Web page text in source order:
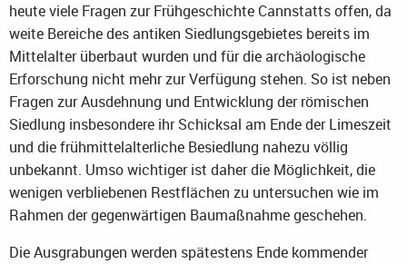
heute viele Fragen zur Frühgeschichte Cannstatts offen, da
weite Bereiche des antiken Siedlungsgebietes bereits im
Mittelalter überbaut wurden und für die archäologische
Erforschung nicht mehr zur Verfügung stehen. So ist neben
Fragen zur Ausdehnung und Entwicklung der römischen
Siedlung insbesondere ihr Schicksal am Ende der Limeszeit
und die frühmittelalterliche Besiedlung nahezu völlig
unbekannt. Umso wichtiger ist daher die Möglichkeit, die
wenigen verbliebenen Restflächen zu untersuchen wie im
Rahmen der gegenwärtigen Baumaßnahme geschehen.
Die Ausgrabungen werden spätestens Ende kommender